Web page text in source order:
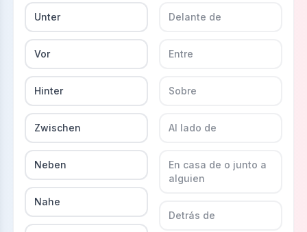
Unter
Vor
Hinter
Zwischen
Neben
Nahe
Delante de
Entre
Sobre
Al lado de
En casa de o junto a
alguien
Detrás de